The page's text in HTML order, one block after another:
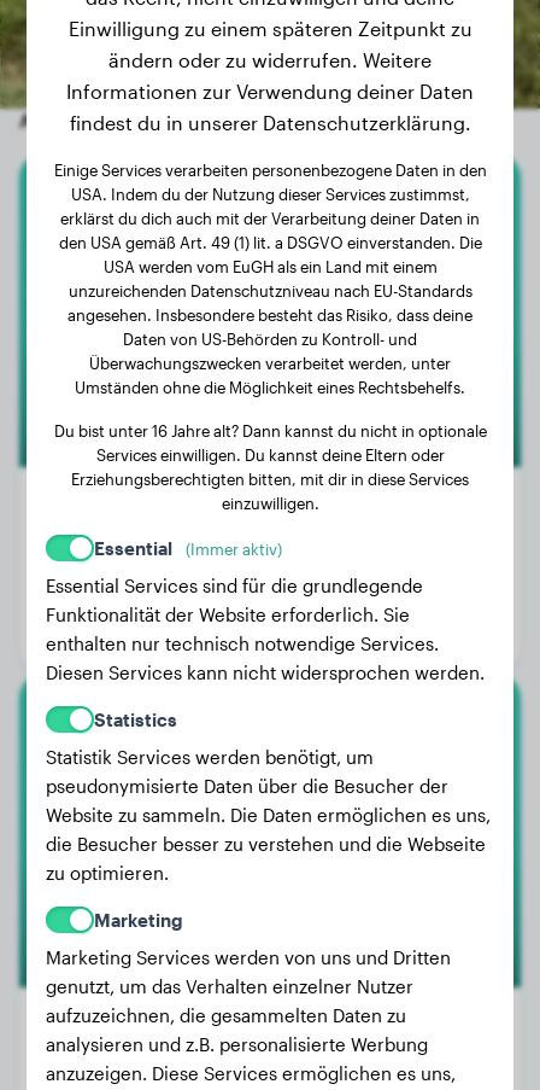
Andere zufällige Hunde
Miniature Australian Shepherd
Freya
Gewicht:
Alter:
Geschlecht:
Nala
Gewicht:
32 kg
Einwilligung zu einem späteren Zeitpunkt zu
ändern oder zu widerrufen. Weitere
Informationen zur Verwendung deiner Daten
findest du in unserer Datenschutzerklärung.
Einige Services verarbeiten personenbezogene Daten in den
USA. Indem du der Nutzung dieser Services zustimmst,
erklärst du dich auch mit der Verarbeitung deiner Daten in
den USA gemäß Art. 49 (1) lit. a DSGVO einverstanden. Die
USA werden vom EuGH als ein Land mit einem
unzureichenden Datenschutzniveau nach EU-Standards
angesehen. Insbesondere besteht das Risiko, dass deine
Daten von US-Behörden zu Kontroll- und
Überwachungszwecken verarbeitet werden, unter
Umständen ohne die Möglichkeit eines Rechtsbehelfs.
Du bist unter 16 Jahre alt? Dann kannst du nicht in optionale
Services einwilligen. Du kannst deine Eltern oder
Erziehungsberechtigten bitten, mit dir in diese Services
einzuwilligen.
Essential (Immer aktiv)
Essential Services sind für die grundlegende
Funktionalität der Website erforderlich. Sie
enthalten nur technisch notwendige Services.
Diesen Services kann nicht widersprochen werden.
Statistics
Statistik Services werden benötigt, um
pseudonymisierte Daten über die Besucher der
Website zu sammeln. Die Daten ermöglichen es uns,
die Besucher besser zu verstehen und die Webseite
zu optimieren.
Marketing
Marketing Services werden von uns und Dritten
genutzt, um das Verhalten einzelner Nutzer
aufzuzeichnen, die gesammelten Daten zu
analysieren und z.B. personalisierte Werbung
anzuzeigen. Diese Services ermöglichen es uns,